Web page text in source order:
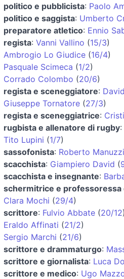
politico e pubblicista: Paolo
politico e saggista: Umberto
preparatore atletico: Ennio
regista: Vanni Vallino (15/3)
Ambrogio Lo Giudice (16/4)
Pasquale Scimeca (1/2)
Corrado Colombo (20/6)
regista e sceneggiatore:
Giuseppe Tornatore (27/3)
regista e sceneggiatrice:
rugbista e allenatore di rugby:
Tito Lupini (1/7)
sassofonista: Roberto Manuzzi
scacchista: Giampiero David (
scacchista e insegnante:
schermitrice e professoressa
Clara Mochi (29/4)
scrittore: Fulvio Abbate (20/12)
Eraldo Affinati (21/2)
Sergio Marchi (21/6)
scrittore e drammaturgo:
scrittore e giornalista: Luca
scrittore e medico: Ugo